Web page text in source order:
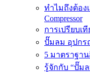
ทำไมถึงต้อง
Compressor
การเปรียบเ
ปั๊มลม อุปกร
5 มาตราฐา
รู้จักกับ “ปั๊ม